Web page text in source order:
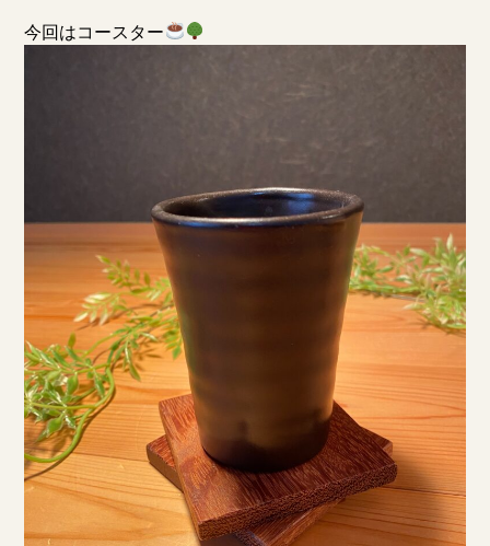
今回はコースター